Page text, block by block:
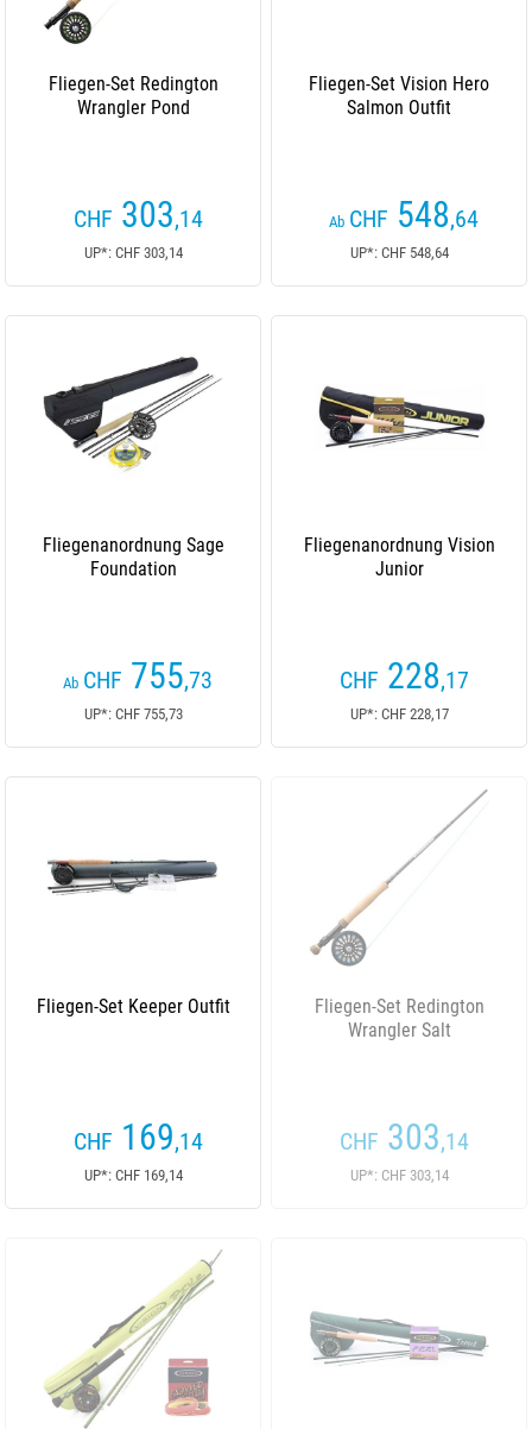
Fliegen-Set Redington
Wrangler Pond
CHF 303,14
UP*: CHF 303,14
Fliegen-Set Vision Hero
Salmon Outfit
Ab CHF 548,64
UP*: CHF 548,64
Fliegenanordnung Sage
Foundation
Ab CHF 755,73
UP*: CHF 755,73
Fliegenanordnung Vision
Junior
CHF 228,17
UP*: CHF 228,17
Fliegen-Set Keeper Outfit
CHF 169,14
UP*: CHF 169,14
Fliegen-Set Redington
Wrangler Salt
CHF 303,14
UP*: CHF 303,14